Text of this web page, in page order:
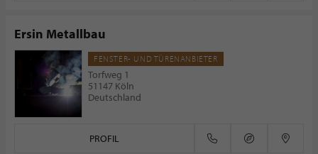
Ersin Metallbau
FENSTER- UND TÜRENANBIETER
Torfweg 1
51147 Köln
Deutschland
PROFIL